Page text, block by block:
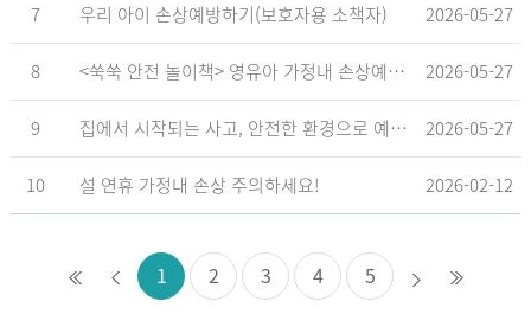
7 우리 아이 손상예방하기(보호자용 소책자) 2026-05-27
8 <쑥쑥 안전 놀이책> 영유아 가정내 손상예방_영유아 놀이형 교육 교재 2026-05-27
9 집에서 시작되는 사고, 안전한 환경으로 예방해요 2026-05-27
10 설 연휴 가정내 손상 주의하세요! 2026-02-12
1 2 3 4 5